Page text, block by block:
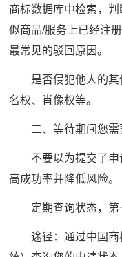
商标数据库中检索，
似商品/服务上已经注
最常见的驳回原因。
是否侵犯他人的其
名权、肖像权等。
二、等待期间您需
不要以为提交了申
高成功率并降低风险。
定期查询状态，第
途径：通过中国商